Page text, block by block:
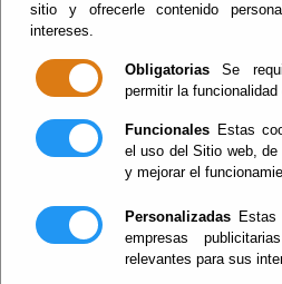
sitio y ofrecerle contenido
intereses.
Obligatorias Se
permitir la
Funcionales Estas
el uso del Sitio web, de
y mejorar el
Personalizadas Estas
empresas
relevantes para sus
Inicio - Iniciativas Europeas -
DIPALME_Convocatoria IDAE
almacenamiento energético
Vigente.
NGEU
IDAE